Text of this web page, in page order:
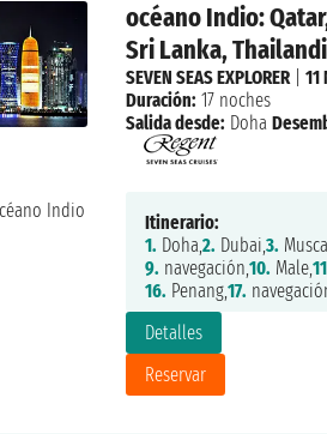
océano Indio:
Sri Lanka,
Detalles
Reservar
SEVEN SEAS EXPLORER| 11
Duración: 17 noches
Salida desde: Doha
Itinerario:
1. Doha,2. Dubai,3.
9. navegación,10. Male,
16. Penang,17.